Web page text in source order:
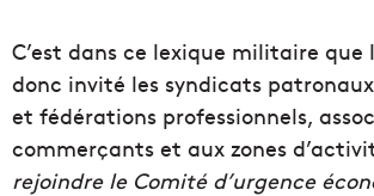
C’est dans ce lexique militaire que
donc invité les syndicats
et fédérations professionnels,
commerçants et aux zones
rejoindre le Comité d’urgence